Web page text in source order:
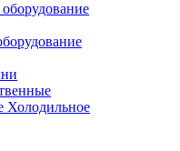
Холодильное